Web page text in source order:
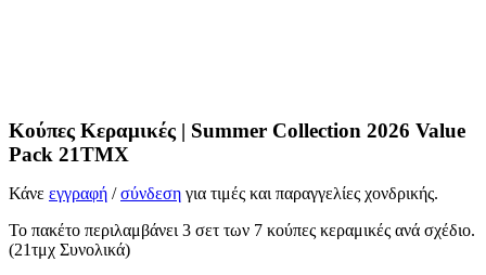
Κούπες Κεραμικές | Summer Collection 2026 Value
Pack 21ΤΜΧ
Κάνε εγγραφή /σύνδεση για τιμές και παραγγελίες χονδρικής.
Το πακέτο περιλαμβάνει 3 σετ των 7 κούπες κεραμικές ανά σχέδιο.
(21τμχ Συνολικά)